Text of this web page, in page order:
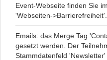
Event-Webseite finden Sie
'Webseiten->Barrierefreiheit'.
Emails: das Merge Tag
gesetzt werden. Der
Stammdatenfeld